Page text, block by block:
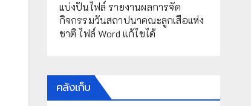
แบ่งปันไฟล์ รายงานผลการจัด
กิจกรรมวันสถาปนาคณะลูกเสือแห่ง
ชาติ ไฟล์ Word แก้ไขได้
คลังเก็บ